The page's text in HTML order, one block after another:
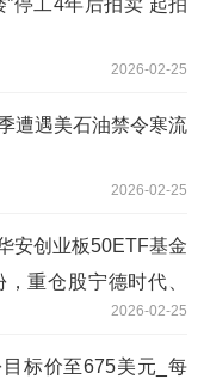
”停工4年后拍卖 起拍
2026-02-25
遭遇美石油禁令寒流
2026-02-25
安创业板50ETF基金
重仓股宁德时代、
2026-02-25
标价至675美元_每